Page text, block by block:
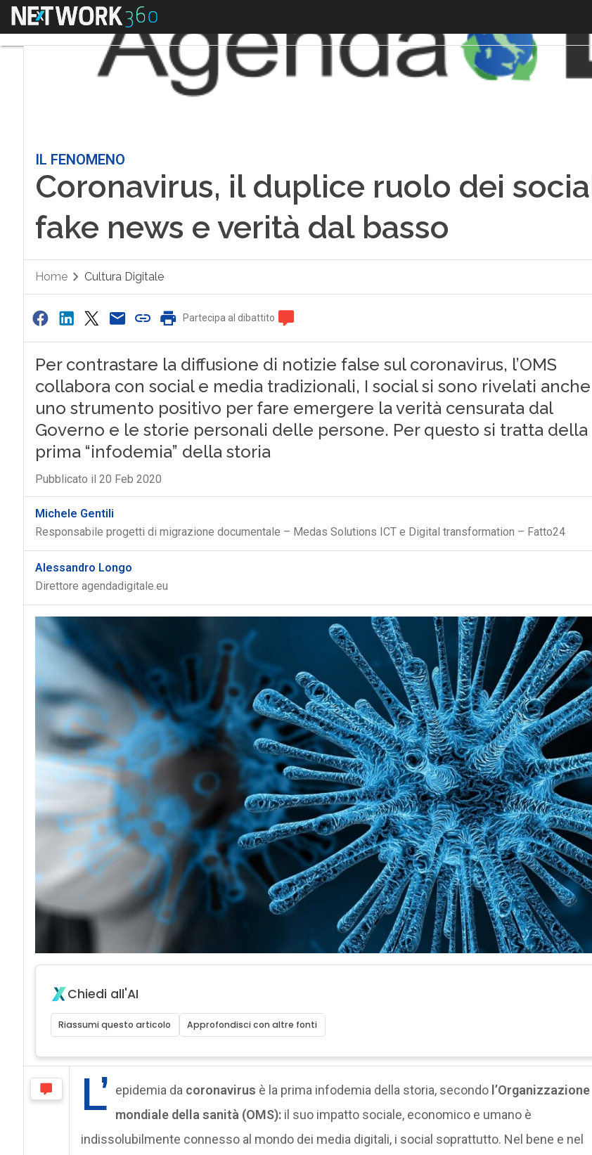
Menu
IL FENOMENO
Coronavirus, il duplice ruolo dei
fake news e verità dal basso
Home Cultura Digitale
Partecipa al dibattito
Per contrastare la diffusione di notizie false sul coronavirus, l’OMS
collabora con social e media tradizionali, I social si sono rivelati anche
uno strumento positivo per fare emergere la verità censurata dal
Governo e le storie personali delle persone. Per questo si tratta della
prima “infodemia” della storia
Pubblicato il 20 Feb 2020
Michele Gentili
Responsabile progetti di migrazione documentale – Medas Solutions ICT e Digital transformation – Fatto24
Alessandro Longo
Direttore agendadigitale.eu
Chiedi all'AI
Riassumi questo articolo Approfondisci con altre fonti
L’ epidemia da coronavirus è la prima infodemia della storia, secondo l’Organizzazione
mondiale della sanità (OMS): il suo impatto sociale, economico e umano è
indissolubilmente connesso al mondo dei media digitali, i social soprattutto. Nel bene e nel
F